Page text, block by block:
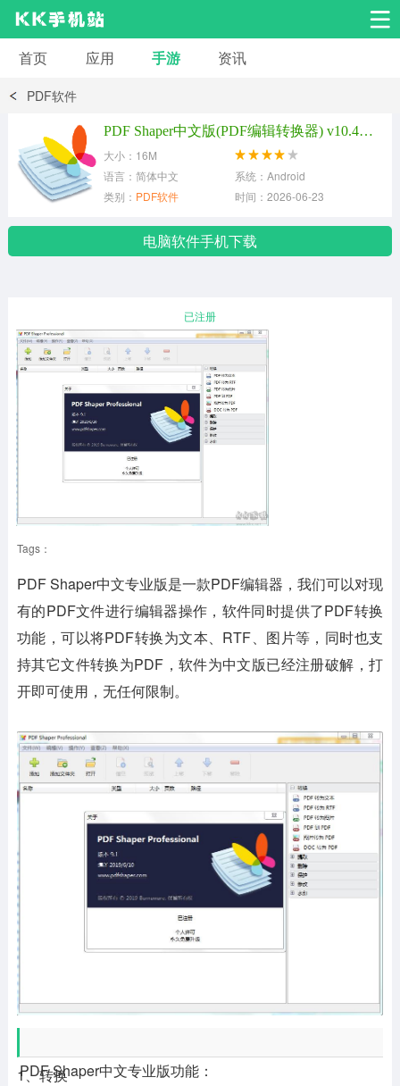
安卓应用
小说漫画
金融理财 新闻资讯
安卓其它
首页 应用 手游 资讯
PDF软件
PDF Shaper中文版(PDF编辑转换器) v10.4绿色版
大小：16M
语言：简体中文
系统：Android
类别： PDF软件 时间：2026-06-23
电脑软件手机下载
已注册
Tags：
PDF Shaper中文专业版是一款PDF编辑器，我们可以对现
有的PDF文件进行编辑器操作，软件同时提供了PDF转换
功能，可以将PDF转换为文本、RTF、图片等，同时也支
持其它文件转换为PDF，软件为中文版已经注册破解，打
开即可使用，无任何限制。
PDF Shaper中文专业版功能：
1、转换